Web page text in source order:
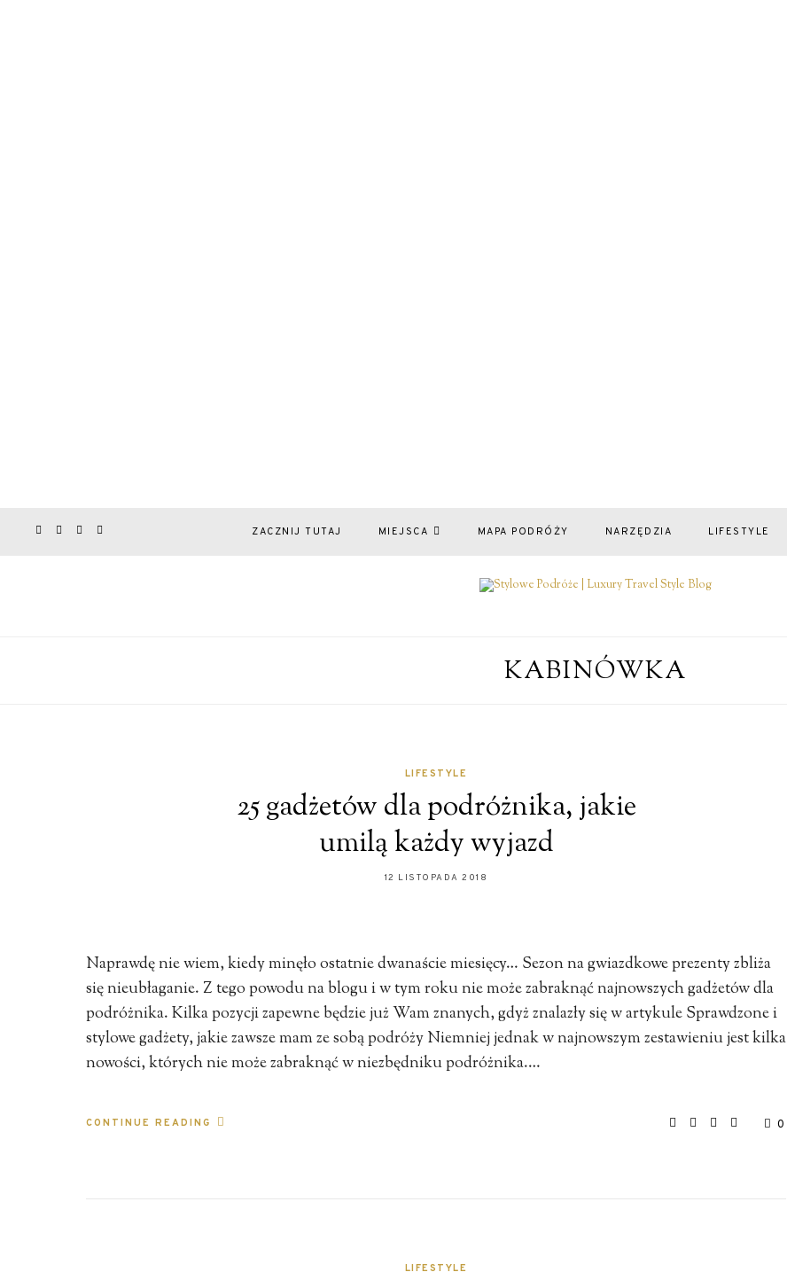
ZACZNIJ TUTAJ MIEJSCA MAPA PODRÓŻY NARZĘDZIA LIFESTYLE
KABINÓWKA
LIFESTYLE
25 gadżetów dla podróżnika, jakie
umilą każdy wyjazd
12 LISTOPADA 2018
Naprawdę nie wiem, kiedy minęło ostatnie dwanaście miesięcy… Sezon na gwiazdkowe prezenty zbliża
się nieubłaganie. Z tego powodu na blogu i w tym roku nie może zabraknąć najnowszych gadżetów dla
podróżnika. Kilka pozycji zapewne będzie już Wam znanych, gdyż znalazły się w artykule Sprawdzone i
stylowe gadżety, jakie zawsze mam ze sobą podróży Niemniej jednak w najnowszym zestawieniu jest kilka
nowości, których nie może zabraknąć w niezbędniku podróżnika.…
CONTINUE READING 0
LIFESTYLE